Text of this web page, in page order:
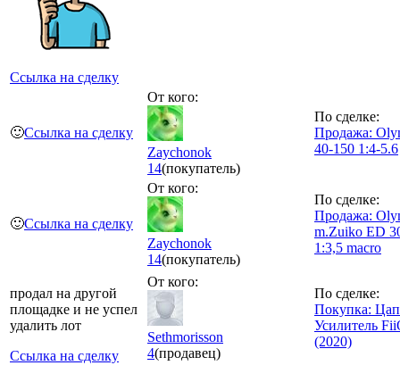
Ссылка на сделку
🙂Ссылка на сделку
От кого:
Zaychonok
14(покупатель)
По сделке:
Продажа:
40-150 1:4-5.6
🙂Ссылка на сделку
От кого:
Zaychonok
14(покупатель)
По сделке:
Продажа:
m.Zuiko ED
1:3,5 macro
продал на другой
площадке и не успел
удалить лот
Ссылка на сделку
От кого:
Sethmorisson
4(продавец)
По сделке:
Покупка:
Усилитель
(2020)